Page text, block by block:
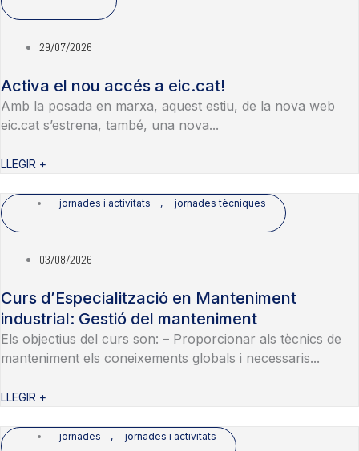
29/07/2026
Activa el nou accés a eic.cat!
Amb la posada en marxa, aquest estiu, de la nova web
eic.cat s’estrena, també, una nova...
LLEGIR +
jornades i activitats , jornades tècniques
03/08/2026
Curs d’Especialització en Manteniment
industrial: Gestió del manteniment
Els objectius del curs son: – Proporcionar als tècnics de
manteniment els coneixements globals i necessaris...
LLEGIR +
jornades , jornades i activitats